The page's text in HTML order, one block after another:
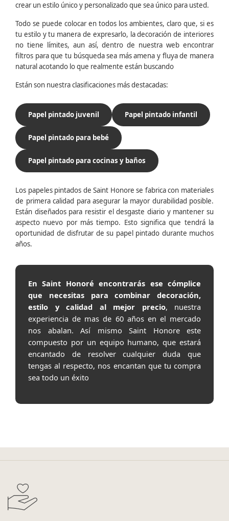
crear un estilo único y personalizado que sea único para usted.
Todo se puede colocar en todos los ambientes, claro que, si es
tu estilo y tu manera de expresarlo, la decoración de interiores
no tiene límites, aun así, dentro de nuestra web encontrar
filtros para que tu búsqueda sea más amena y fluya de manera
natural acotando lo que realmente están buscando
Están son nuestra clasificaciones más destacadas:
Papel pintado juvenil Papel pintado infantil
Papel pintado para bebé
Papel pintado para cocinas y baños
Los papeles pintados de Saint Honore se fabrica con materiales
de primera calidad para asegurar la mayor durabilidad posible.
Están diseñados para resistir el desgaste diario y mantener su
aspecto nuevo por más tiempo. Esto significa que tendrá la
oportunidad de disfrutar de su papel pintado durante muchos
años.
En Saint Honoré encontrarás ese cómplice
que necesitas para combinar decoración,
estilo y calidad al mejor precio, nuestra
experiencia de mas de 60 años en el mercado
nos abalan. Así mismo Saint Honore este
compuesto por un equipo humano, que estará
encantado de resolver cualquier duda que
tengas al respecto, nos encantan que tu compra
sea todo un éxito